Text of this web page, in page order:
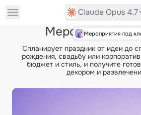
Claude Opus 4.7
Мероприятия под
Мероприятия
Спланирует праздник от идеи до
рождения, свадьбу или
бюджет и стиль, и получите
декором и